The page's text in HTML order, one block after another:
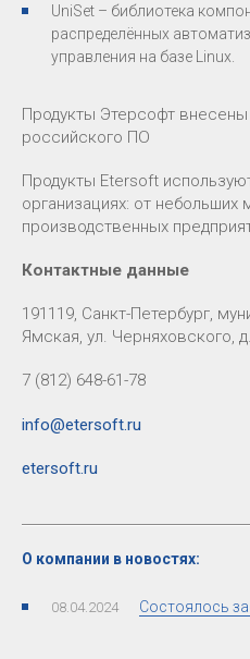
UniSet – библиотека
распределённых
управления на базе Linux.
Продукты Этерсофт
российского ПО
Продукты Etersoft
организациях: от небольших
производственных
Контактные данные
191119, Санкт-Петербург,
Ямская, ул. Черняховского,
7 (812) 648-61-78
info@etersoft.ru
etersoft.ru
О компании в новостях:
08.04.2024 Состоялось